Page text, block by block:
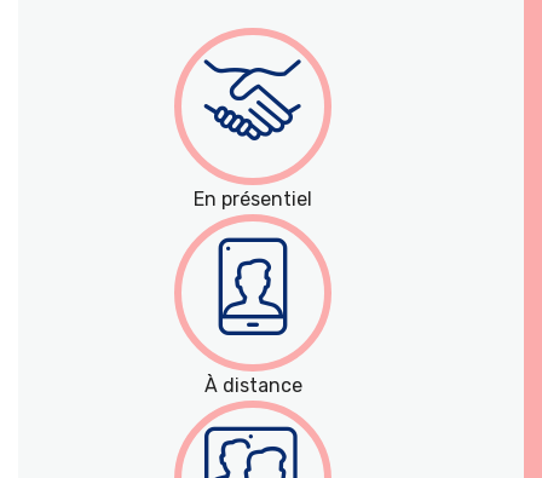
En présentiel
À distance